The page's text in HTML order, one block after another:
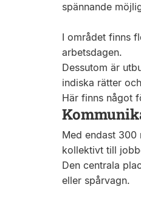
spännande
I området finns
arbetsdagen.
Dessutom är
indiska rätter
Här finns något
Med endast 300
kollektivt till
Den centrala
eller spårvagn.